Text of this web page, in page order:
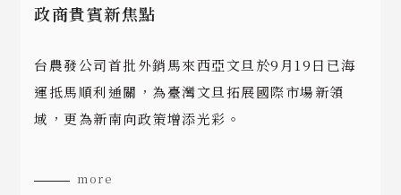
政商貴賓新焦點
台農發公司首批外銷馬來西亞文旦於9月19日已海
運抵馬順利通關，為臺灣文旦拓展國際市場新領
域，更為新南向政策增添光彩。
more